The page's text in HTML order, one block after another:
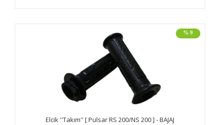
% 9
Elcik ''Takım'' [ Pulsar RS 200/NS 200 ] - BAJAJ